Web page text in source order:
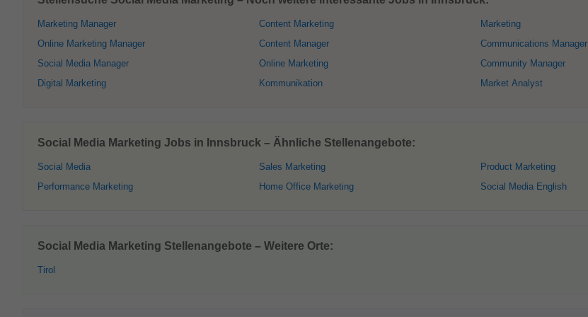
Marketing Manager
Online Marketing Manager
Social Media Manager
Digital Marketing
Content Marketing
Content Manager
Online Marketing
Kommunikation
Marketing
Communications Manager
Community Manager
Market Analyst
Social Media Marketing Jobs in Innsbruck – Ähnliche Stellenangebote:
Social Media
Performance Marketing
Sales Marketing
Home Office Marketing
Product Marketing
Social Media English
Social Media Marketing Stellenangebote – Weitere Orte:
Tirol